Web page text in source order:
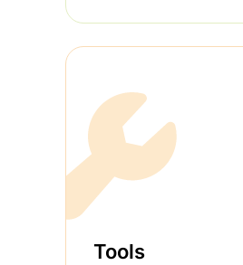
Tools